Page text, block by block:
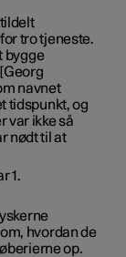
1.
tro tjeneste.
bygge
navnet
tidspunkt, og
var ikke så
nødt til at
hvordan de
op.